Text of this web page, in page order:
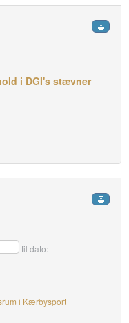
i DGI's stævner
til dato:
i Kærbysport